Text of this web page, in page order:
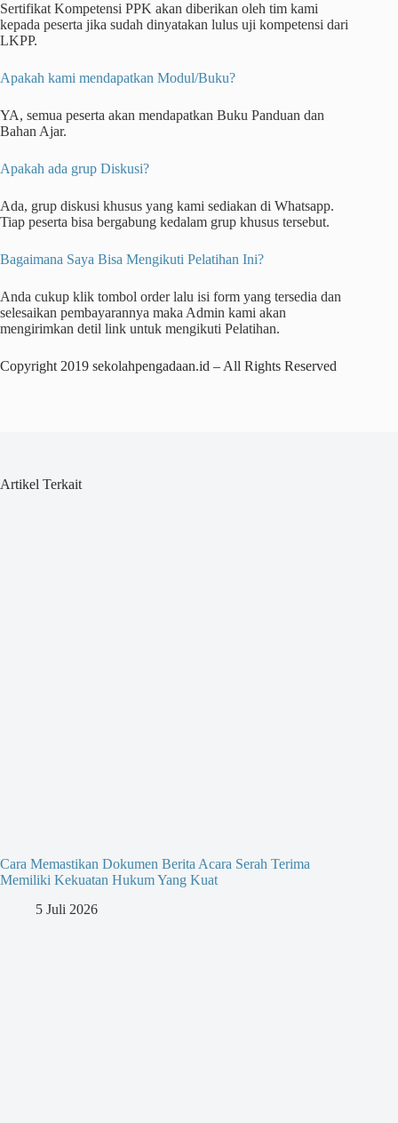
Sertifikat Kompetensi PPK akan diberikan oleh tim kami
kepada peserta jika sudah dinyatakan lulus uji kompetensi dari
LKPP.
Apakah kami mendapatkan Modul/Buku?
YA, semua peserta akan mendapatkan Buku Panduan dan
Bahan Ajar.
Apakah ada grup Diskusi?
Ada, grup diskusi khusus yang kami sediakan di Whatsapp.
Tiap peserta bisa bergabung kedalam grup khusus tersebut.
Bagaimana Saya Bisa Mengikuti Pelatihan Ini?
Anda cukup klik tombol order lalu isi form yang tersedia dan
selesaikan pembayarannya maka Admin kami akan
mengirimkan detil link untuk mengikuti Pelatihan.
Copyright 2019 sekolahpengadaan.id – All Rights Reserved
Artikel Terkait
Cara Memastikan Dokumen Berita Acara Serah Terima
Memiliki Kekuatan Hukum Yang Kuat
5 Juli 2026